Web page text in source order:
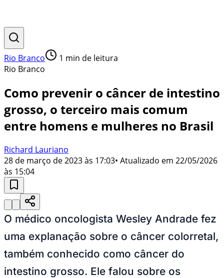
Rio Branco 1 min de leitura
Rio Branco
Como prevenir o câncer de intestino
grosso, o terceiro mais comum
entre homens e mulheres no Brasil
Richard Lauriano
28 de março de 2023 às 17:03• Atualizado em 22/05/2026
às 15:04
O médico oncologista Wesley Andrade fez
uma explanação sobre o câncer colorretal,
também conhecido como câncer do
intestino grosso. Ele falou sobre os